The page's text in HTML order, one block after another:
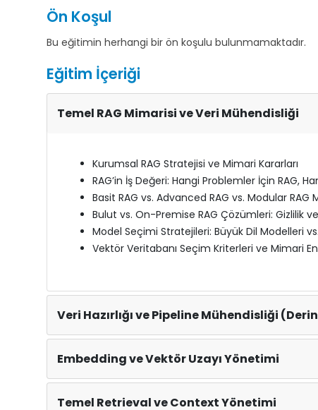
Ön Koşul
Bu eğitimin herhangi bir ön koşulu bulunmamaktadır.
Eğitim İçeriği
Temel RAG Mimarisi ve Veri Mühendisliği
Kurumsal RAG Stratejisi ve Mimari Kararları
RAG’in İş Değeri: Hangi Problemler İçin RAG,
Basit RAG vs. Advanced RAG vs. Modular RAG
Bulut vs. On-Premise RAG Çözümleri: Gizlilik
Model Seçimi Stratejileri: Büyük Dil Modelleri
Vektör Veritabanı Seçim Kriterleri ve Mimari
Veri Hazırlığı ve Pipeline Mühendisliği
Embedding ve Vektör Uzayı Yönetimi
Temel Retrieval ve Context Yönetimi